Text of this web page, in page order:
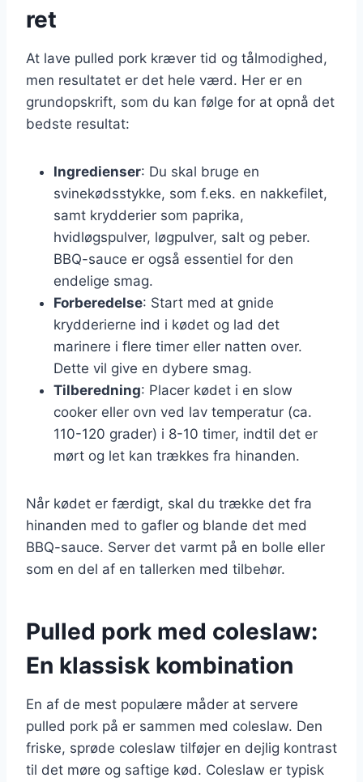
ret
At lave pulled pork kræver tid og tålmodighed,
men resultatet er det hele værd. Her er en
grundopskrift, som du kan følge for at opnå det
bedste resultat:
Ingredienser: Du skal bruge en
svinekødsstykke, som f.eks. en nakkefilet,
samt krydderier som paprika,
hvidløgspulver, løgpulver, salt og peber.
BBQ-sauce er også essentiel for den
endelige smag.
Forberedelse: Start med at gnide
krydderierne ind i kødet og lad det
marinere i flere timer eller natten over.
Dette vil give en dybere smag.
Tilberedning: Placer kødet i en slow
cooker eller ovn ved lav temperatur (ca.
110-120 grader) i 8-10 timer, indtil det er
mørt og let kan trækkes fra hinanden.
Når kødet er færdigt, skal du trække det fra
hinanden med to gafler og blande det med
BBQ-sauce. Server det varmt på en bolle eller
som en del af en tallerken med tilbehør.
Pulled pork med coleslaw:
En klassisk kombination
En af de mest populære måder at servere
pulled pork på er sammen med coleslaw. Den
friske, sprøde coleslaw tilføjer en dejlig kontrast
til det møre og saftige kød. Coleslaw er typisk